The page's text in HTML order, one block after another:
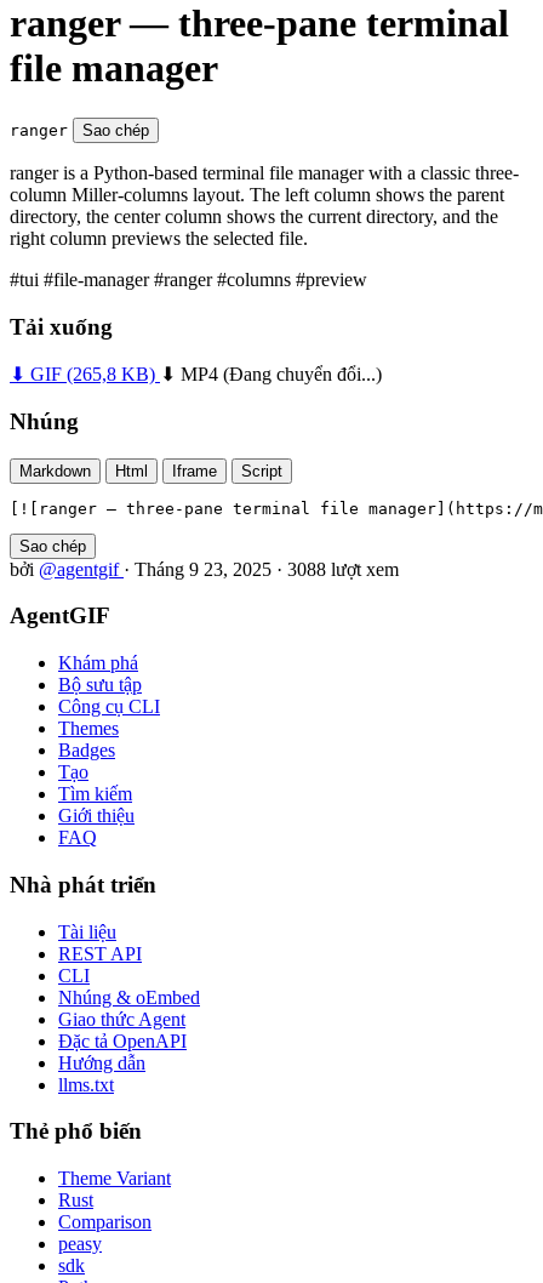
ranger — three-pane terminal
file manager
ranger Sao chép
ranger is a Python-based terminal file manager with a classic three-
column Miller-columns layout. The left column shows the parent
directory, the center column shows the current directory, and the
right column previews the selected file.
#tui #file-manager#ranger#columns #preview
Tải xuống
⬇ GIF (265,8 KB) ⬇ MP4 (Đang chuyển đổi...)
Nhúng
Markdown Html Iframe Script
[![ranger — three-pane terminal file manager](https://
Sao chép
bởi @agentgif · Tháng 9 23, 2025 · 3088 lượt xem
AgentGIF
Khám phá
Bộ sưu tập
Công cụ CLI
Themes
Badges
Tạo
Tìm kiếm
Giới thiệu
FAQ
Nhà phát triển
Tài liệu
REST API
CLI
Nhúng & oEmbed
Giao thức Agent
Đặc tả OpenAPI
Hướng dẫn
llms.txt
Thẻ phổ biến
Theme Variant
Rust
Comparison
peasy
sdk